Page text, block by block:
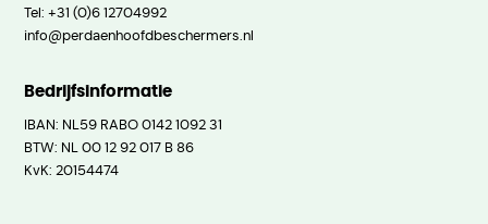
Tel:+31 (0)6 12704992
info@perdaenhoofdbeschermers.nl
Bedrijfsinformatie
IBAN: NL59 RABO 0142 1092 31
BTW: NL 00 12 92 017 B 86
KvK: 20154474